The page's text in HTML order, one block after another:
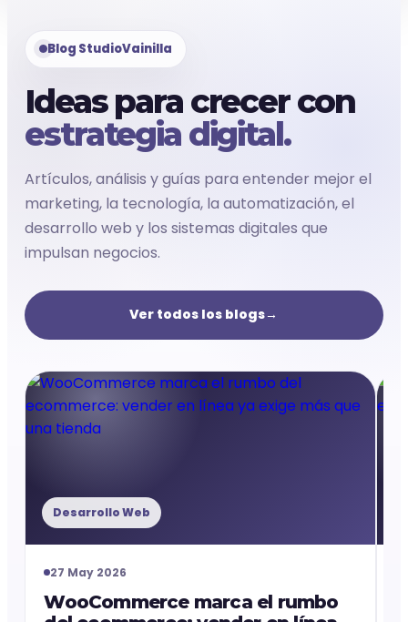
Blog StudioVainilla
Ideas para crecer con
estrategia digital.
Artículos, análisis y guías para entender mejor el
marketing, la tecnología, la automatización, el
desarrollo web y los sistemas digitales que
impulsan negocios.
Ver todos los blogs→
Desarrollo Web
27 May 2026
WooCommerce marca el rumbo